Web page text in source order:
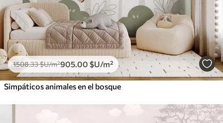
1508.33$U/m²905 .00 $U/m²
Simpáticos animales en el bosque